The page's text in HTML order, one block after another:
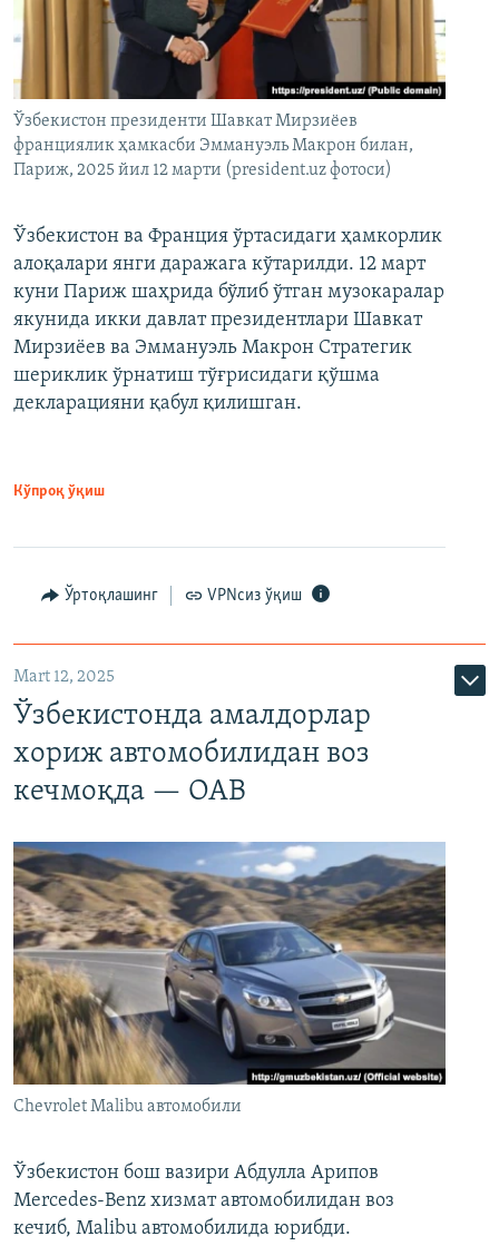
Ўзбекистон президенти Шавкат Мирзиёев
франциялик ҳамкасби Эммануэль Макрон билан,
Париж, 2025 йил 12 марти (president.uz фотоси)
Ўзбекистон ва Франция ўртасидаги ҳамкорлик
алоқалари янги даражага кўтарилди. 12 март
куни Париж шаҳрида бўлиб ўтган музокаралар
якунида икки давлат президентлари Шавкат
Мирзиёев ва Эммануэль Макрон Стратегик
шериклик ўрнатиш тўғрисидаги қўшма
декларацияни қабул қилишган.
Кўпроқ ўқиш
Ўртоқлашинг VPNсиз ўқиш
Mart 12, 2025
Ўзбекистонда амалдорлар
хориж автомобилидан воз
кечмоқда — ОАВ
Chevrolet Malibu автомобили
Ўзбекистон бош вазири Абдулла Арипов
Mercedes-Benz хизмат автомобилидан воз
кечиб, Malibu автомобилида юрибди.